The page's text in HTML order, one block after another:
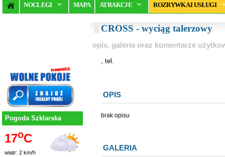
NOCLEGI MAPA ATRAKCJE ROZRYWKA I USŁUGI
Pogoda Szklarska
17oC
wiatr: 2 km/h
CROSS - wyciąg talerzowy
opis, galeria oraz komentarze
, tel.
OPIS
brak opisu
GALERIA